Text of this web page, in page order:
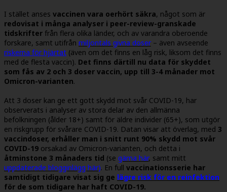
I stället anses vaccinen vara oerhört säkra, något som är
redovisat i många analyser i peer-review-granskade
tidskrifter från flera olika länder, och av varandra oberoende
forskare, samt utifrån miljontals givna doser– även avseende
riskerna för hjärtat (även om det finns en låg risk, liksom det finns
med de flesta vaccin). Det finns därtill nu data för skyddet
som fås av 2 och 3 doser vaccin, upp till 3-4 månader mot
Omicron-varianten.
Att 3 doser kan ge ett gott skydd mot svår COVID-19, har
observerats i analyser av stora delar av den allmänna
befolkningen (ålder 18+) samt för äldre individer (65+), som utgör
en riskgrupp för svårare COVID-19. Datan visar att överlag, med 3
vaccindoser, erhåller man i snitt runt 90% skydd mot svår
COVID-19 orsakad av Omicron-varianten, och detta i
åtminstone 3 månaders tid (se gärna här, samt mitt
uppdaterade blogginlägg här). En full vaccinationsserie har
samtidigt tidigare visat sig ge lägre risk för en reinfektion
för de som tidigare har haft COVID-19.